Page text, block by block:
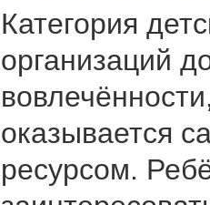
Категория
организаций
оказывается
ресурсом.